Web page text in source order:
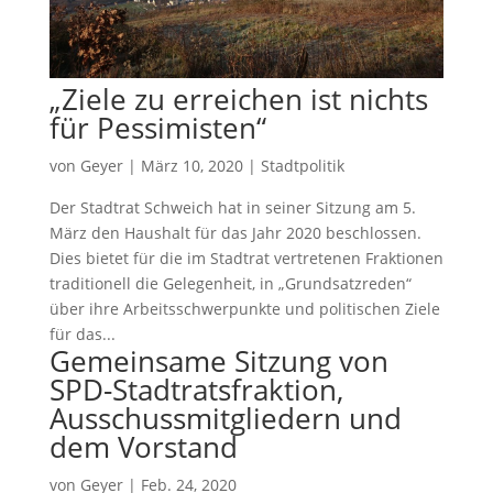
„Ziele zu erreichen ist nichts
für Pessimisten“
von Geyer| März 10, 2020| Stadtpolitik
Der Stadtrat Schweich hat in seiner Sitzung am 5.
März den Haushalt für das Jahr 2020 beschlossen.
Dies bietet für die im Stadtrat vertretenen Fraktionen
traditionell die Gelegenheit, in „Grundsatzreden“
über ihre Arbeitsschwerpunkte und politischen Ziele
für das...
Gemeinsame Sitzung von
SPD-Stadtratsfraktion,
Ausschussmitgliedern und
dem Vorstand
von Geyer| Feb. 24, 2020